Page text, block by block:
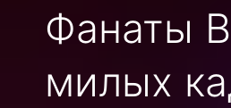
Фанаты
милых